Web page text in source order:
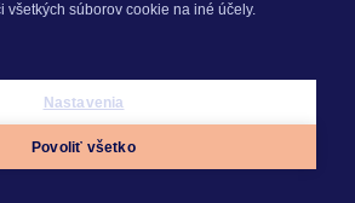
všetkých súborov cookie na iné účely.
Nastavenia
Povoliť všetko